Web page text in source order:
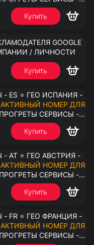
Купить
GOOGLE
/ ЛИЧНОСТИ
Купить
-
АКТИВНЫЙ НОМЕР ДЛЯ
СЕРВИСЫ -
Купить
-
АКТИВНЫЙ НОМЕР ДЛЯ
СЕРВИСЫ -
Купить
-
АКТИВНЫЙ НОМЕР ДЛЯ
СЕРВИСЫ -